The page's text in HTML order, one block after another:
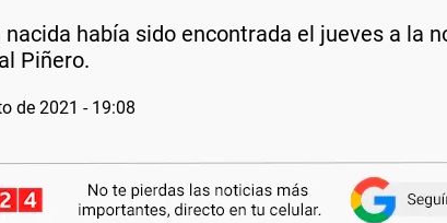
nacida había sido encontrada el jueves a la
Piñero.
de 2021 - 19:08